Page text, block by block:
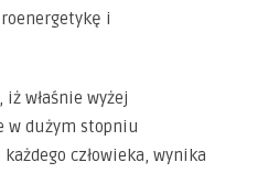
i
iż właśnie wyżej
w dużym stopniu
człowieka, wynika